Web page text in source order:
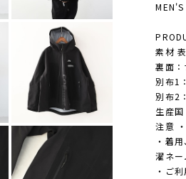
素材
裏面
別布1
別布2
生産
注意
・着
濯ネ
・ご